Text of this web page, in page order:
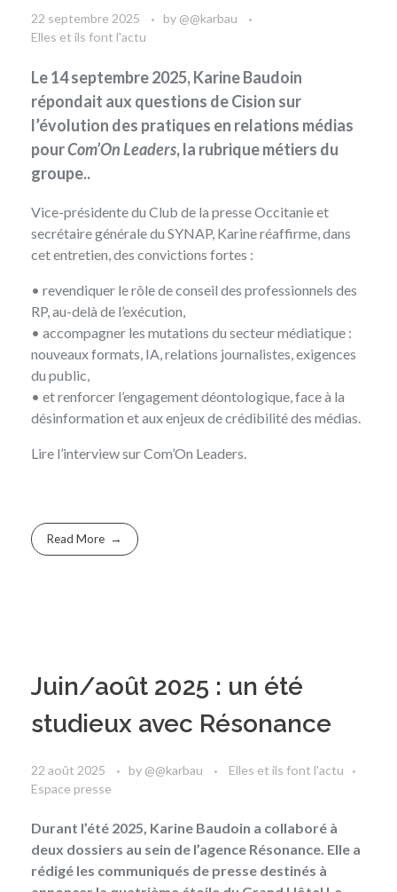
22 septembre 2025 by @@karbau
Elles et ils font l'actu
Le 14 septembre 2025, Karine Baudoin
répondait aux questions de Cision sur
l’évolution des pratiques en relations médias
pourCom’On Leaders, la rubrique métiers du
groupe..
Vice-présidente du Club de la presse Occitanieet
secrétaire générale du SYNAP, Karine réaffirme, dans
cet entretien, des convictions fortes :
• revendiquer le rôle de conseil des professionnels des
RP, au-delà de l’exécution,
• accompagner les mutations du secteur médiatique :
nouveaux formats, IA, relations journalistes, exigences
du public,
• et renforcer l’engagement déontologique, face à la
désinformation et aux enjeux de crédibilité des médias.
Lire l’interview sur Com’On Leaders.
Read More
Juin/août 2025 : un été
studieux avec Résonance
22 août 2025 by @@karbau
Elles et ils font l'actu
Espace presse
Durant l’été 2025, Karine Baudoin a collaboré à
deux dossiers au sein de l’agence Résonance. Elle a
rédigé les communiqués de presse destinés à